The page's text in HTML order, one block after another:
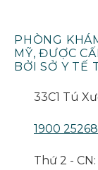
PHÒNG
MỸ, ĐƯỢC
BỞI SỞ Y TẾ
33C1 Tú
1900
Thứ 2 -